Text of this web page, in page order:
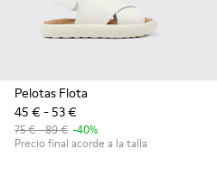
Pelotas Flota
45 € - 53 €
75 € - 89 € -40%
Precio final acorde a la talla